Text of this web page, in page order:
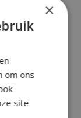
176,50
×
om ons
site